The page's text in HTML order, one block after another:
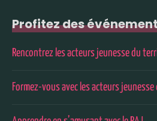
Profitez des
Rencontrez les acteurs jeunesse du
Formez-vous avec les acteurs